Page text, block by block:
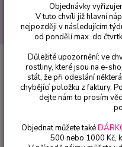
Fuchsie
Whiteknight´s
kusovém balení
mrazuivzdorná
kusovém balení
Objednávky
V tuto chvíli již hlavní
nejpozději v následujícím
od pondělí max. do
Důležité upozornění: ve
rostliny, které jsou na e-
stát, že při odeslání
chybějící položku z faktury.
dejte nám to prosím
Objednat můžete také
500 nebo 1000 Kč,